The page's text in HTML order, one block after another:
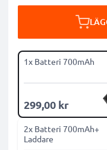
1x Batteri 700mAh
299,00 kr
2x Batteri 700mAh+
Laddare